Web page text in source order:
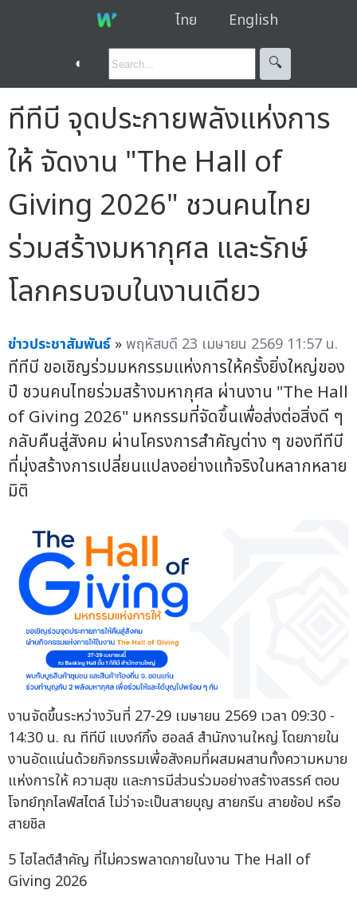
ไทย English
◐ 🔍︎
ทีทีบี จุดประกายพลังแห่งการ
ให้ จัดงาน "The Hall of
Giving 2026" ชวนคนไทย
ร่วมสร้างมหากุศล และรักษ์
โลกครบจบในงานเดียว
ข่าวประชาสัมพันธ์ »พฤหัสบดี 23 เมษายน 2569 11:57 น.
ทีทีบี ขอเชิญร่วมมหกรรมแห่งการให้ครั้งยิ่งใหญ่ของ
ปี ชวนคนไทยร่วมสร้างมหากุศล ผ่านงาน "The Hall
of Giving 2026" มหกรรมที่จัดขึ้นเพื่อส่งต่อสิ่งดี ๆ
กลับคืนสู่สังคม ผ่านโครงการสำคัญต่าง ๆ ของทีทีบี
ที่มุ่งสร้างการเปลี่ยนแปลงอย่างแท้จริงในหลากหลาย
มิติ
งานจัดขึ้นระหว่างวันที่ 27-29 เมษายน 2569 เวลา 09:30 -
14:30 น. ณ ทีทีบี แบงก์กิ้ง ฮอลล์ สำนักงานใหญ่ โดยภายใน
งานอัดแน่นด้วยกิจกรรมเพื่อสังคมที่ผสมผสานทั้งความหมาย
แห่งการให้ ความสุข และการมีส่วนร่วมอย่างสร้างสรรค์ ตอบ
โจทย์ทุกไลฟ์สไตล์ ไม่ว่าจะเป็นสายบุญ สายกรีน สายช้อป หรือ
สายชิล
5 ไฮไลต์สำคัญ ที่ไม่ควรพลาดภายในงาน The Hall of
Giving 2026